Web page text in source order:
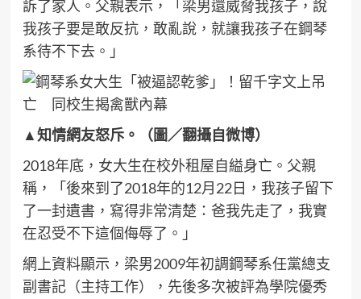
訴了家人。父親表示，「梁男還威脅我孩子，說
我孩子要是敢反抗，敢亂說，就讓我孩子在鋼琴
系待不下去。」
▲知情網友怒斥。（圖／翻攝自微博）
2018年底，女大生在校外租屋自縊身亡。父親
稱，「後來到了2018年的12月22日，我孩子留下
了一封遺書，寫得非常清楚：爸我先走了，我實
在忍受不下這個侮辱了。」
網上資料顯示，梁男2009年初調鋼琴系任黨總支
副書記（主持工作），先後多次被評為學院優秀